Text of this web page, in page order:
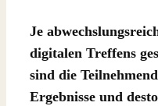
Je
digitalen Treffens
sind die
Ergebnisse und